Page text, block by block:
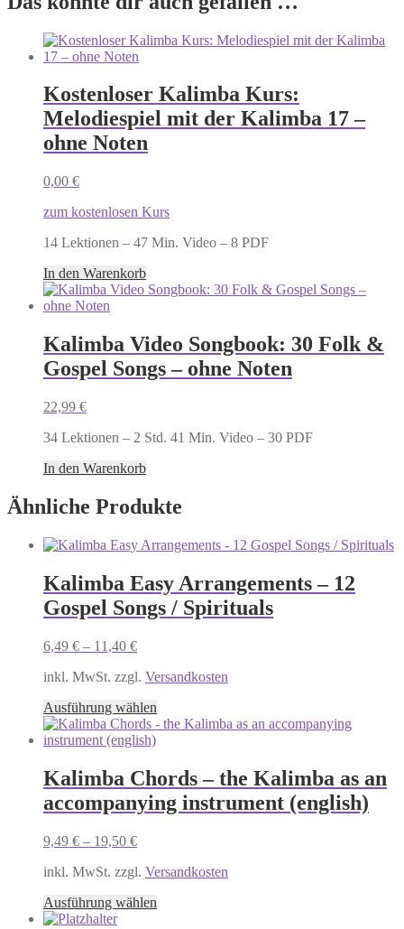
Kostenloser Kalimba Kurs:
Melodiespiel mit der Kalimba 17 –
ohne Noten
0,00 €
zum kostenlosen Kurs
14 Lektionen – 47 Min. Video – 8 PDF
In den Warenkorb
Kalimba Video Songbook: 30 Folk &
Gospel Songs – ohne Noten
22,99 €
34 Lektionen – 2 Std. 41 Min. Video – 30 PDF
In den Warenkorb
Ähnliche Produkte
Kalimba Easy Arrangements – 12
Gospel Songs / Spirituals
6,49 € – 11,40 €
inkl. MwSt. zzgl. Versandkosten
Ausführung wählen
Produkt
Varianten
auf.
Die
der
Kalimba Chords – the Kalimba as an
accompanying instrument (english)
9,49 € – 19,50 €
inkl. MwSt. zzgl. Versandkosten
Ausführung wählen